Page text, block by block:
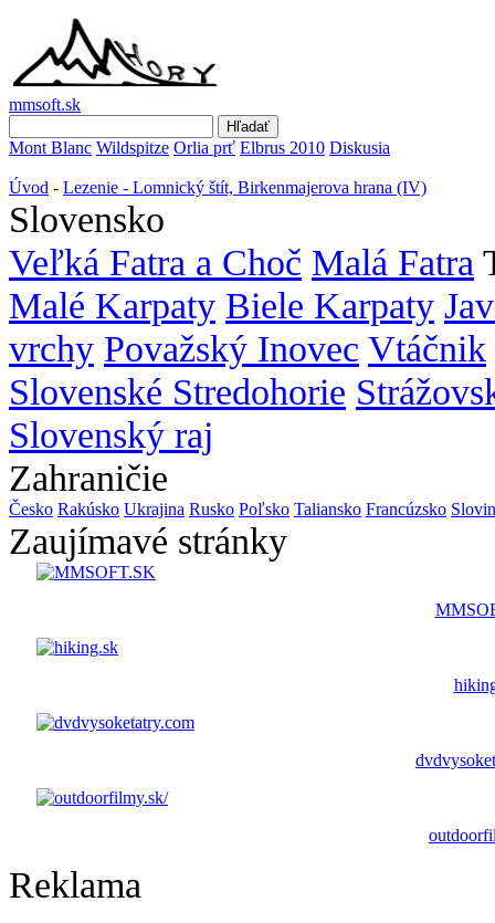
mmsoft.sk
Mont Blanc Wildspitze Orlia prť Elbrus 2010 Diskusia
Úvod - Lezenie - Lomnický štít, Birkenmajerova hrana (IV)
Slovensko
Veľká Fatra a Choč Malá Fatra
Malé Karpaty Biele Karpaty
vrchy Považský Inovec Vtáčnik
Slovenské Stredohorie
Slovenský raj
Zahraničie
Česko Rakúsko Ukrajina Rusko Poľsko Taliansko Francúzsko
Zaujímavé stránky
Reklama